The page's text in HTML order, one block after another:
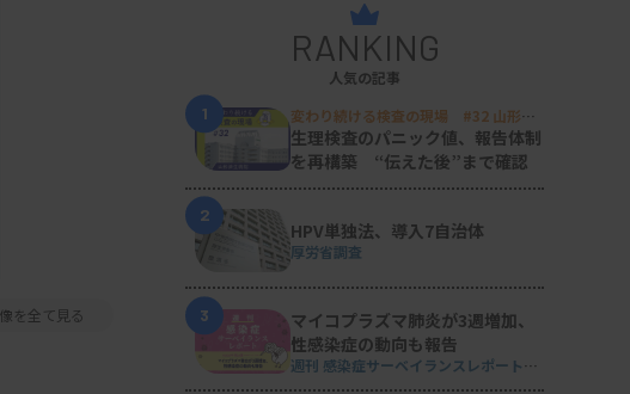
を全て見る
RANKING
人気の記事
1
変わり続ける検査の現場 #32 山形済
生病院
生理検査のパニック値、報告体制
を再構築 “伝えた後”まで確認
2
HPV単独法、導入7自治体
厚労省調査
3
マイコプラズマ肺炎が3週増加、
性感染症の動向も報告
週刊 感染症サーベイランスレポート